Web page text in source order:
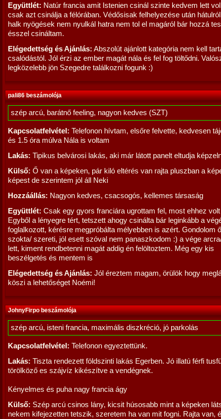
Együttlét: Natúr francia amit Istenien csinál szinte kedvem lett
csak azt csinálja a félórában. Védősisak felhelyezése után
halk nyögések nem nyulkál hatra nem tol el magáról bár hozzá
ésszel csináltam.
Elégedettség és Ajánlás: Abszolút ajánlott kategória nem kell
csalódástól. Jól érzi az ember magát nála és fel fog töltődni.
legközelebb jön Szegedre találkozni fogunk :)
pali86 beszámolója
szép arcú, barátnő feeling, nagyon kedves (SZT)
Kapcsolatfelvétel: Telefonon hívtam, elsőre felvette, kedvesen
és 1.5 óra múlva Nála is voltam
Lakás: Tipikus belvárosi lakás, aki már látott panelt eltudja
Külső: Ő van a képeken, pár kiló eltérés van rajta pluszban a
képest de szerintem jól áll Neki
Hozzáállás: Nagyon kedves, csacsogós, kellemes társaság
Együttlét: Csak egy gyors franciára ugrottam fel, most ehhez
Egyből a lényegre tért, tetszett ahogy csinálta bár leginkább a
foglalkozott, kérésre megpróbálta mélyebben is azért. Gondolom
szokta/ szereti, jól esett szóval nem panaszkodom :) a vége
lett, kiment rendbetenni magát addig én felöltoztem. Még egy kis
beszélgetés és mentem is
Elégedettség és Ajánlás: Jól éreztem magam, örülök hogy
köszi a lehetőséget Noémi!
JohnyFirpo beszámolója
szép arcú, isteni francia, maximális diszkréció, jó parkolás
Kapcsolatfelvétel: Telefonon egyeztettünk.
Lakás: Tiszta rendezett földszinti lakás Egerben. Jó illatú férfi
törölköző es szájvíz kikészítve a vendégnek.
Kényelmes és puha nagy francia ágy
Külső: Szép arcú csinos lány, kicsit húsosabb mint a képeken
nekem kifejezetten tetszik, szeretem ha van mit fogni. Rajta van,